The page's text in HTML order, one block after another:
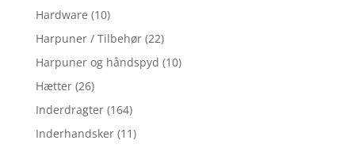
Hardware (10)
Harpuner / Tilbehør (22)
Harpuner og håndspyd (10)
Hætter (26)
Inderdragter (164)
Inderhandsker (11)